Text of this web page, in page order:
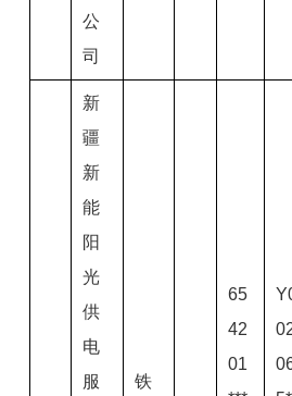
公
司
新
疆
新
能
阳
光
供
电
服
铁
65
42
01